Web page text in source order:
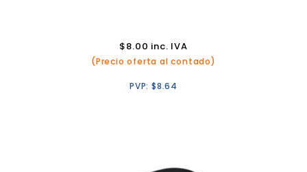
$8.00 inc. IVA
(Precio oferta al contado)
PVP: $8.64